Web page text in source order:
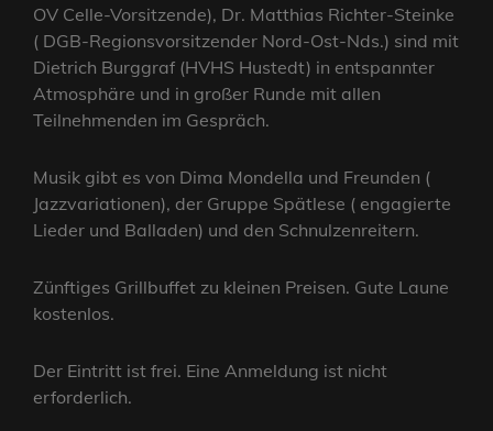
OV Celle-Vorsitzende), Dr. Matthias Richter-Steinke
( DGB-Regionsvorsitzender Nord-Ost-Nds.) sind mit
Dietrich Burggraf (HVHS Hustedt) in entspannter
Atmosphäre und in großer Runde mit allen
Teilnehmenden im Gespräch.
Musik gibt es von Dima Mondella und Freunden (
Jazzvariationen), der Gruppe Spätlese ( engagierte
Lieder und Balladen) und den Schnulzenreitern.
Zünftiges Grillbuffet zu kleinen Preisen. Gute Laune
kostenlos.
Der Eintritt ist frei. Eine Anmeldung ist nicht
erforderlich.